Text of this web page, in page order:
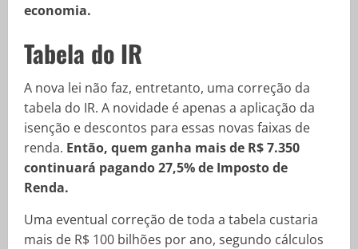
economia.
Tabela do IR
A nova lei não faz, entretanto, uma correção da
tabela do IR. A novidade é apenas a aplicação da
isenção e descontos para essas novas faixas de
renda. Então, quem ganha mais de R$ 7.350
continuará pagando 27,5% de Imposto de
Renda.
Uma eventual correção de toda a tabela custaria
mais de R$ 100 bilhões por ano, segundo cálculos